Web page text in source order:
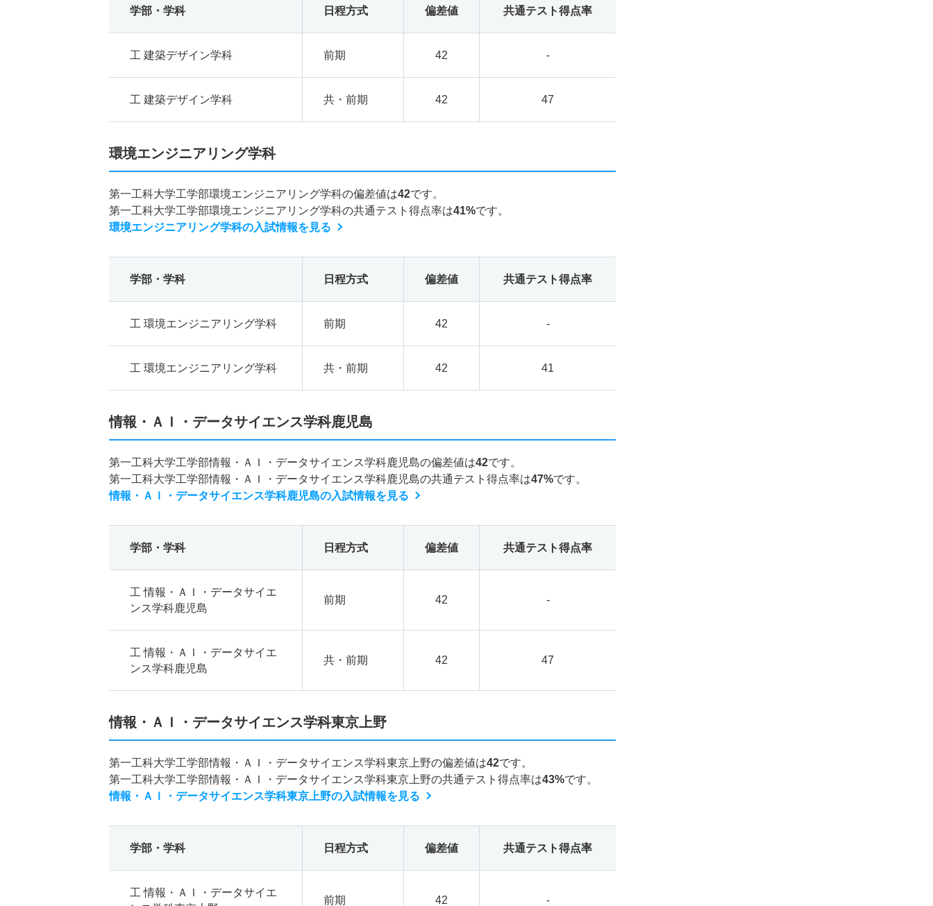
学部・学科 日程方式 偏差値 共通テスト得点率
工 建築デザイン学科 前期 42 -
工 建築デザイン学科 共・前期 42 47
環境エンジニアリング学科
第一工科大学工学部環境エンジニアリング学科の偏差値は42です。
第一工科大学工学部環境エンジニアリング学科の共通テスト得点率は41%です。
環境エンジニアリング学科の入試情報を見る
学部・学科 日程方式 偏差値 共通テスト得点率
工 環境エンジニアリング学科 前期 42 -
工 環境エンジニアリング学科 共・前期 42 41
情報・ＡＩ・データサイエンス学科鹿児島
第一工科大学工学部情報・ＡＩ・データサイエンス学科鹿児島の偏差値は42です。
第一工科大学工学部情報・ＡＩ・データサイエンス学科鹿児島の共通テスト得点率は47%です。
情報・ＡＩ・データサイエンス学科鹿児島の入試情報を見る
学部・学科 日程方式 偏差値 共通テスト得点率
工 情報・ＡＩ・データサイエ
ンス学科鹿児島
前期 42 -
工 情報・ＡＩ・データサイエ
ンス学科鹿児島
共・前期 42 47
情報・ＡＩ・データサイエンス学科東京上野
第一工科大学工学部情報・ＡＩ・データサイエンス学科東京上野の偏差値は42です。
第一工科大学工学部情報・ＡＩ・データサイエンス学科東京上野の共通テスト得点率は43%です。
情報・ＡＩ・データサイエンス学科東京上野の入試情報を見る
学部・学科 日程方式 偏差値 共通テスト得点率
工 情報・ＡＩ・データサイエ
前期 42 -